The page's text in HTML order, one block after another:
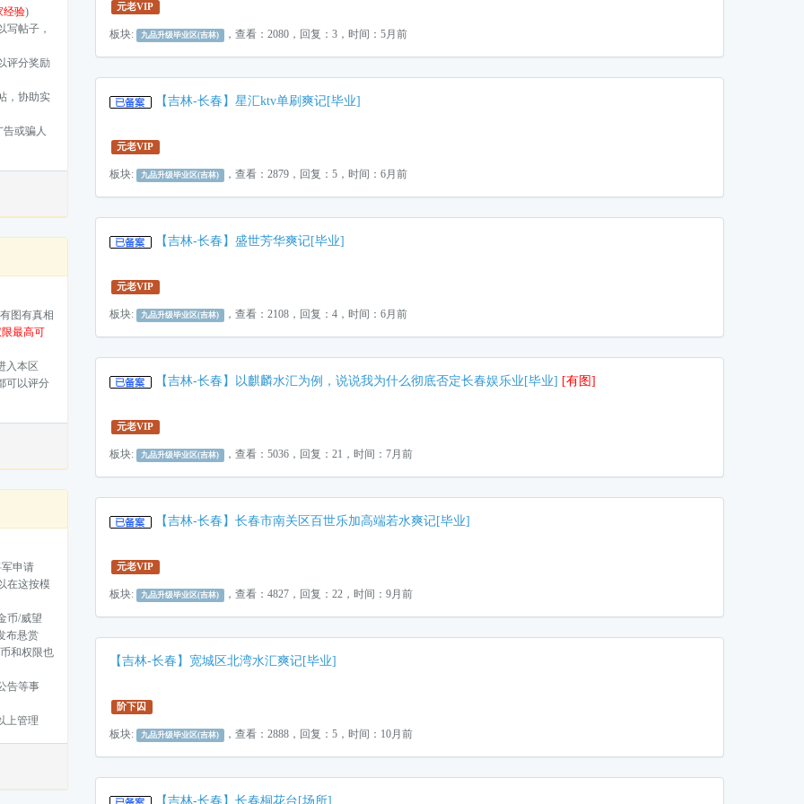
经验)
写帖子，
评分奖励
，协助实
或骗人
图有真相
最高可
入本区
可以评分
申请
在这按模
币/威望
布悬赏
和权限也
告等事
上管理
元老VIP
板块: 九品升级毕业区(吉林) ，查看：2080，回复：3，时间：5月前
【吉林-长春】星汇ktv单刷爽记[毕业]
元老VIP
板块: 九品升级毕业区(吉林) ，查看：2879，回复：5，时间：6月前
【吉林-长春】盛世芳华爽记[毕业]
元老VIP
板块: 九品升级毕业区(吉林) ，查看：2108，回复：4，时间：6月前
【吉林-长春】以麒麟水汇为例，说说我为什么彻底否定长春娱乐业[毕业] [有图]
元老VIP
板块: 九品升级毕业区(吉林) ，查看：5036，回复：21，时间：7月前
【吉林-长春】长春市南关区百世乐加高端若水爽记[毕业]
元老VIP
板块: 九品升级毕业区(吉林) ，查看：4827，回复：22，时间：9月前
【吉林-长春】宽城区北湾水汇爽记[毕业]
阶下囚
板块: 九品升级毕业区(吉林) ，查看：2888，回复：5，时间：10月前
【吉林-长春】长春桐花台[场所]